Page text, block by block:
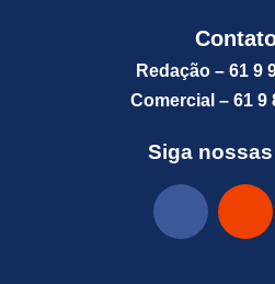
Redação – 61 9
Comercial – 61 9
Siga